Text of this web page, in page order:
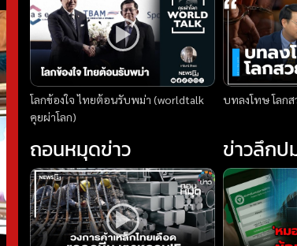
โลกข้องใจ ไทยต้อนรับพม่า (worldtalk
คุยผ่าโลก)
บทลงโทษ โลกส
ถอนหมุดข่าว ข่าวลึกป